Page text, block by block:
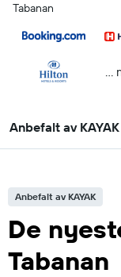
Tabanan
Anbefalt av KAYAK
Anbefalt av KAYAK
De
Tabanan